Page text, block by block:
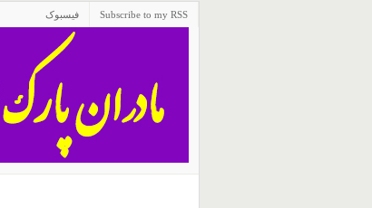
Subscribe to my RSS فیسبوک